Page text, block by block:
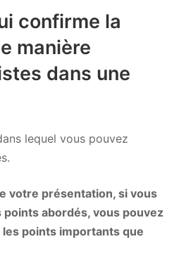
confirme la
manière
dans une
lequel vous pouvez
votre présentation, si vous
abordés, vous pouvez
points importants que